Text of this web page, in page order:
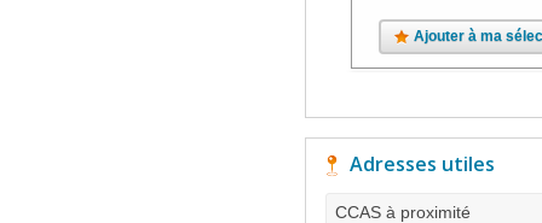
Ajouter à ma
Adresses utiles
CCAS à proximité